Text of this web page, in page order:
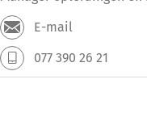
E-mail
077 390 26 21